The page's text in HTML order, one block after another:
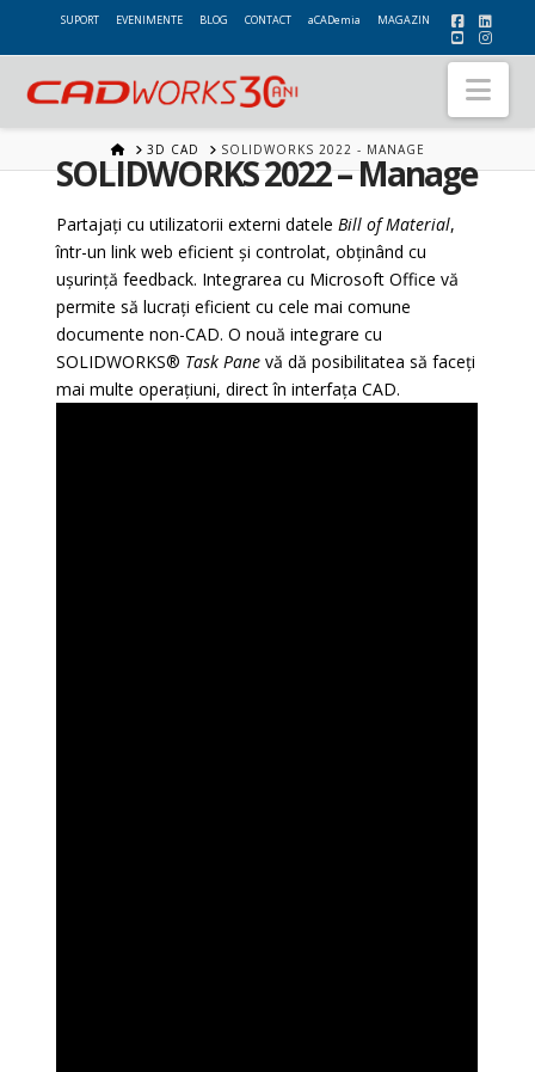
SUPORT EVENIMENTE BLOG CONTACT aCADemia MAGAZIN
HOME3D CAD SOLIDWORKS 2022 - MANAGE
SOLIDWORKS 2022 – Manage
Partajați cu utilizatorii externi dateleBill of Material,
într-un link web eficient și controlat, obținând cu
ușurință feedback. Integrarea cu Microsoft Office vă
permite să lucrați eficient cu cele mai comune
documente non-CAD. O nouă integrare cu
SOLIDWORKS® Task Pane vă dă posibilitatea să faceți
mai multe operațiuni, direct în interfața CAD.